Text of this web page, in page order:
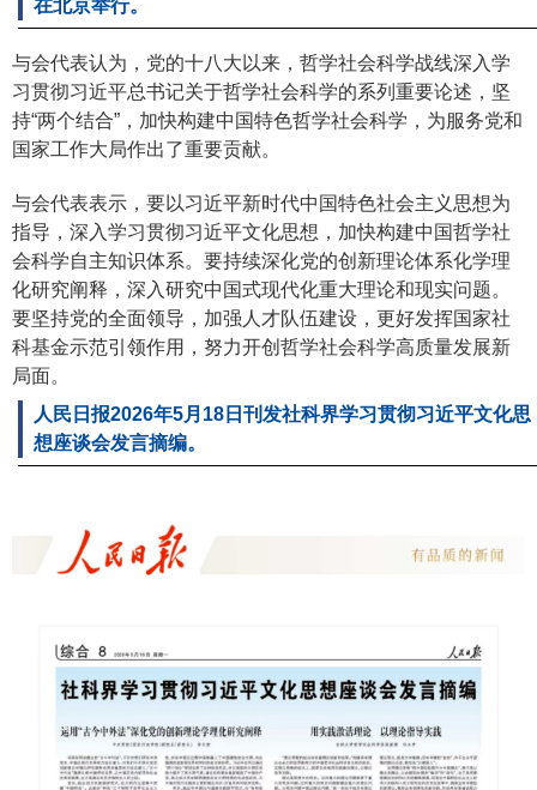
在北京举行。
与会代表认为，党的十八大以来，哲学社会科学战线深入学
习贯彻习近平总书记关于哲学社会科学的系列重要论述，坚
持“两个结合”，加快构建中国特色哲学社会科学，为服务党和
国家工作大局作出了重要贡献。
与会代表表示，要以习近平新时代中国特色社会主义思想为
指导，深入学习贯彻习近平文化思想，加快构建中国哲学社
会科学自主知识体系。要持续深化党的创新理论体系化学理
化研究阐释，深入研究中国式现代化重大理论和现实问题。
要坚持党的全面领导，加强人才队伍建设，更好发挥国家社
科基金示范引领作用，努力开创哲学社会科学高质量发展新
局面。
人民日报2026年5月18日刊发社科界学习贯彻习近平文化思
想座谈会发言摘编。